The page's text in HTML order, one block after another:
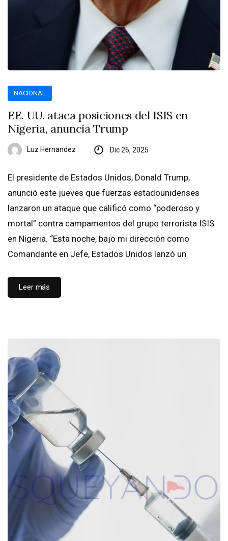
NACIONAL
EE. UU. ataca posiciones del ISIS en
Nigeria, anuncia Trump
Luz Hernandez Dic 26, 2025
El presidente de Estados Unidos, Donald Trump,
anunció este jueves que fuerzas estadounidenses
lanzaron un ataque que calificó como “poderoso y
mortal” contra campamentos del grupo terrorista ISIS
en Nigeria. “Esta noche, bajo mi dirección como
Comandante en Jefe, Estados Unidos lanzó un
Leer más